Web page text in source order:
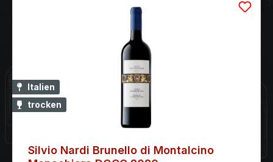
Italien
trocken
Silvio Nardi Brunello di Montalcino